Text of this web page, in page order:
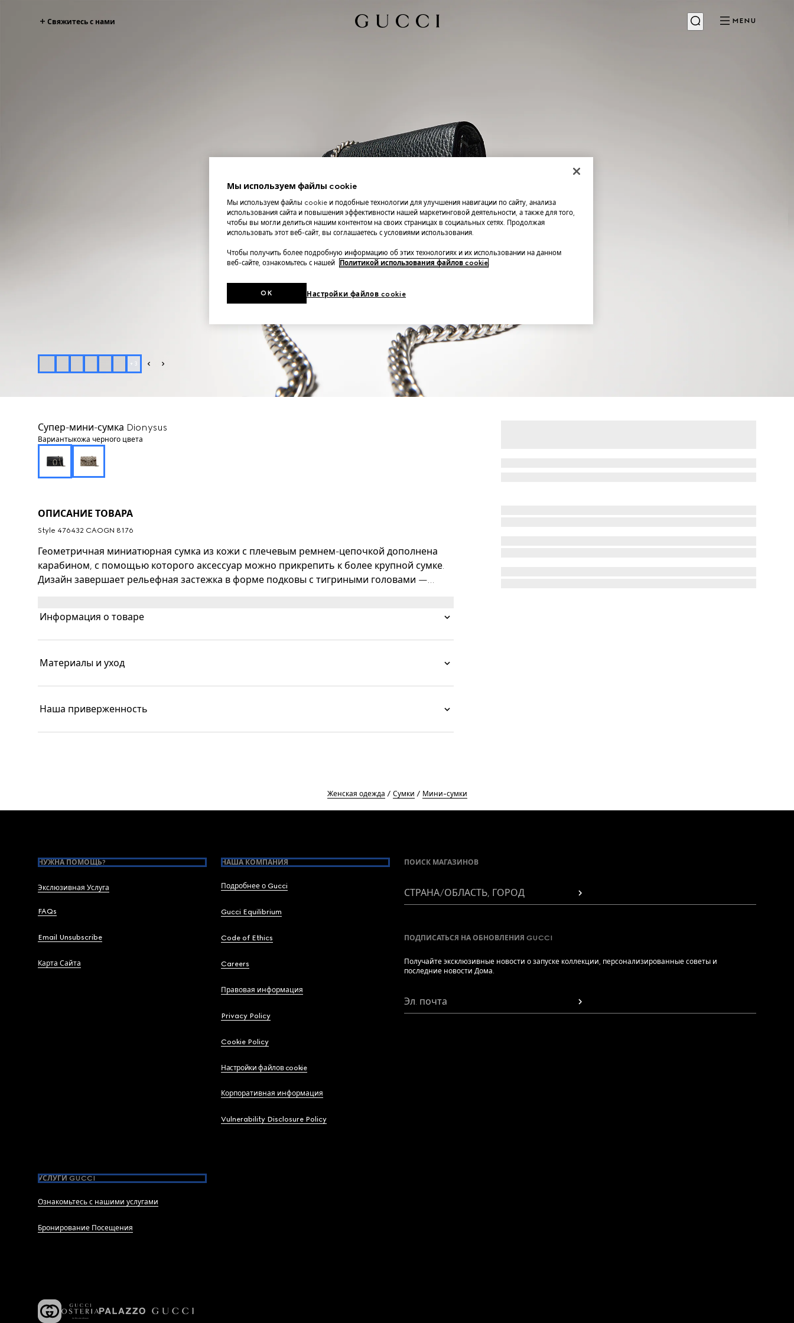
Свяжитесь с нами MENU
+ 3
Супер-мини-сумка Dionysus
Вариантыкожа черного цвета
ОПИСАНИЕ ТОВАРА
Style ‎476432 CAOGN 8176
Геометричная миниатюрная сумка из кожи с плечевым ремнем-цепочкой дополнена
карабином, с помощью которого аксессуар можно прикрепить к более крупной сумке.
Дизайн завершает рельефная застежка в форме подковы с тигриными головами —
кристаллами Swarovski. Модель из прочной фактурной кожи.
Информация о товаре
Материалы и уход
Наша приверженность
Женская одежда Сумки Мини-сумки
НУЖНА ПОМОЩЬ?
Экслюзивная Услуга
FAQs
Email Unsubscribe
Карта Сайта
НАША КОМПАНИЯ
Подробнее о Gucci
Gucci Equilibrium
Code of Ethics
Careers
Правовая информация
Privacy Policy
Cookie Policy
Настройки файлов cookie
Корпоративная информация
Vulnerability Disclosure Policy
УСЛУГИ GUCCI
Ознакомьтесь с нашими услугами
Бронирование Посещения
ПОИСК МАГАЗИНОВ
СТРАНА/ОБЛАСТЬ, ГОРОД
ПОДПИСАТЬСЯ НА ОБНОВЛЕНИЯ GUCCI
Получайте эксклюзивные новости о запуске коллекции, персонализированные советы и
последние новости Дома.
Эл. почта
Мы используем файлы cookie
Мы используем файлы cookie и подобные технологии для улучшения навигации по сайту, анализа
использования сайта и повышения эффективности нашей маркетинговой деятельности, а также для того,
чтобы вы могли делиться нашим контентом на своих страницах в социальных сетях. Продолжая
использовать этот веб-сайт, вы соглашаетесь с условиями использования.
Чтобы получить более подробную информацию об этих технологиях и их использовании на данном
веб-сайте, ознакомьтесь с нашей
Политикой использования файлов cookie.
Настройки файлов cookie
OK